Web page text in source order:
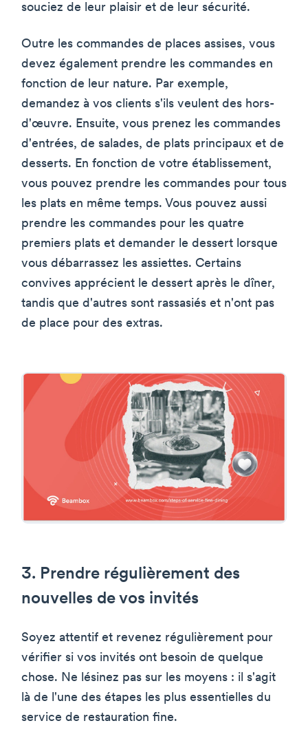
souciez de leur plaisir et de leur sécurité.
Outre les commandes de places assises, vous
devez également prendre les commandes en
fonction de leur nature. Par exemple,
demandez à vos clients s'ils veulent des hors-
d'œuvre. Ensuite, vous prenez les commandes
d'entrées, de salades, de plats principaux et de
desserts. En fonction de votre établissement,
vous pouvez prendre les commandes pour tous
les plats en même temps. Vous pouvez aussi
prendre les commandes pour les quatre
premiers plats et demander le dessert lorsque
vous débarrassez les assiettes. Certains
convives apprécient le dessert après le dîner,
tandis que d'autres sont rassasiés et n'ont pas
de place pour des extras.
3. Prendre régulièrement des
nouvelles de vos invités
Soyez attentif et revenez régulièrement pour
vérifier si vos invités ont besoin de quelque
chose. Ne lésinez pas sur les moyens : il s'agit
là de l'une des étapes les plus essentielles du
service de restauration fine.